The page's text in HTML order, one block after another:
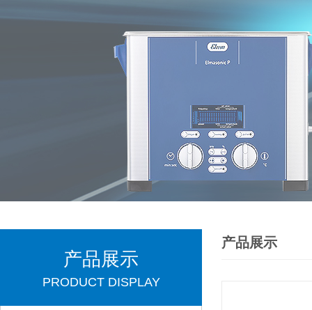
产品展示
PRODUCT DISPLAY
产品展示